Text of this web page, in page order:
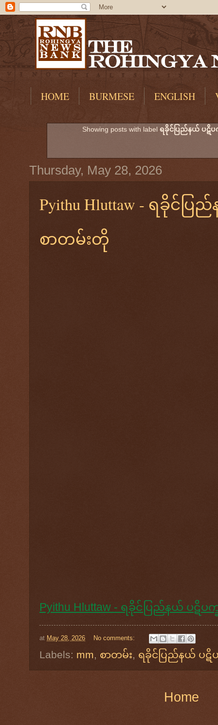
HOME BURMESE ENGLISH
Showing posts with label ရခိုင်ပြည်နယ် ပဋိပ
Thursday, May 28, 2026
Pyithu Hluttaw - ရခိုင်ပ
စာတမ်းတို
Pyithu Hluttaw - ရခိုင်ပြည်နယ် ပဋိ
at May 28, 2026 No comments:
Labels: mm, စာတမ်း, ရခိုင်ပြည်နယ် ပဋိ
Home